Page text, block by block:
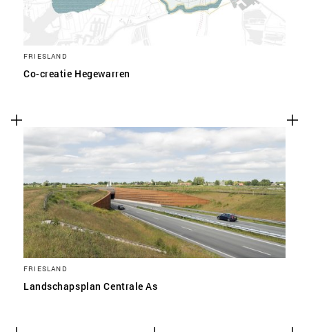
FRIESLAND
Co-creatie Hegewarren
FRIESLAND
Landschapsplan Centrale As